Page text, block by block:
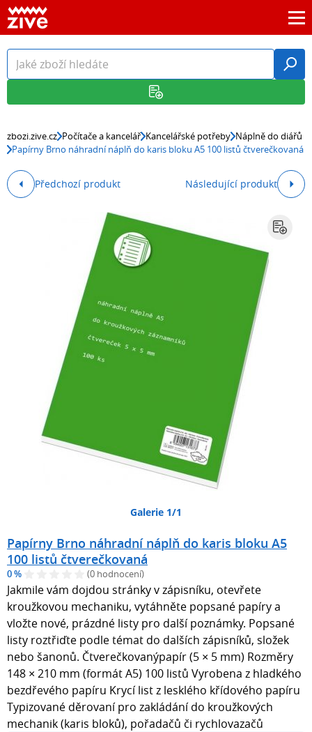
zbozi.zive.cz Počítače a kancelář Kancelářské potřeby Náplně do diářů
Papírny Brno náhradní náplň do karis bloku A5 100 listů čtverečkovaná
Předchozí produkt Následující produkt
Galerie 1/1
Papírny Brno náhradní náplň do karis bloku A5
100 listů čtverečkovaná
0 % (0 hodnocení)
Jakmile vám dojdou stránky v zápisníku, otevřete
kroužkovou mechaniku, vytáhněte popsané papíry a
vložte nové, prázdné listy pro další poznámky. Popsané
listy roztřiďte podle témat do dalších zápisníků, složek
nebo šanonů. Čtverečkovanýpapír (5 × 5 mm) Rozměry
148 × 210 mm (formát A5) 100 listů Vyrobena z hladkého
bezdřevého papíru Krycí list z lesklého křídového papíru
Typizované děrovaní pro zakládání do kroužkových
mechanik (karis bloků), pořadačů či rychlovazačů